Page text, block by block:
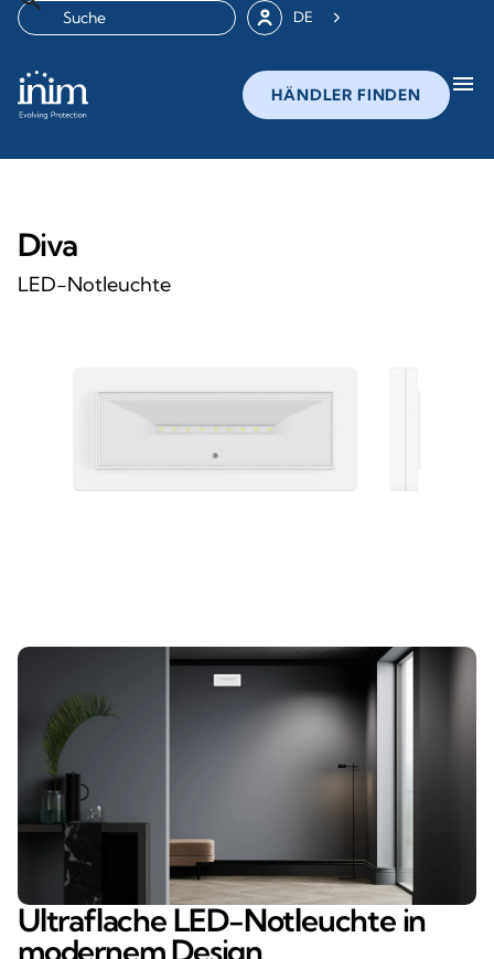
DE
HÄNDLER FINDEN menu
Diva
LED-Notleuchte
Ultraflache LED-Notleuchte in
modernem Design